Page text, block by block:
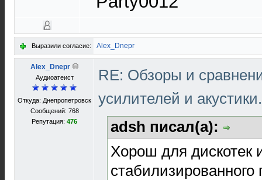
Выразили согласие: Alex_Dnepr
Alex_Dnepr
Aудиоатеист
Откуда: Днепропетровск
Сообщений: 768
Репутация: 476
RE: Обзоры и
усилителей и
adsh писал(а):
Хорош для дискотек